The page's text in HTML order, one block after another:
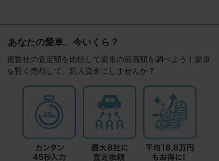
あなたの愛車、今いくら？
複数社の査定額を比較して愛車の最高額を調べよう！愛車
を賢く売却して、購入資金にしませんか？